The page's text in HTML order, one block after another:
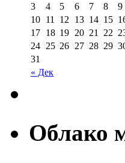
« Дек
3
4 5 6 7 8
9
10 11 12 13 14 15
17 18 19 20 21 22
24 25 26 27 28 29
31
Облако